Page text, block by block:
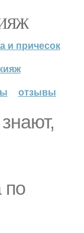
и причесок
отзывы
по